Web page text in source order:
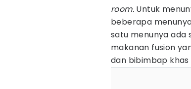
room. Untuk
beberapa
satu menunya ada
makanan fusion
dan bibimbap khas